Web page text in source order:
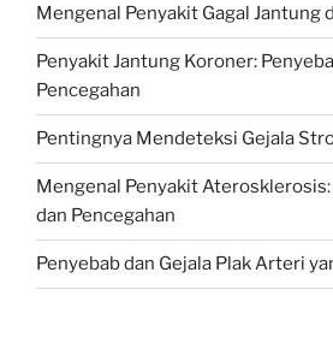
Mengenal Penyakit Gagal Jantung
Penyakit Jantung Koroner:
Pencegahan
Pentingnya Mendeteksi Gejala
Mengenal Penyakit Aterosklerosis:
dan Pencegahan
Penyebab dan Gejala Plak Arteri